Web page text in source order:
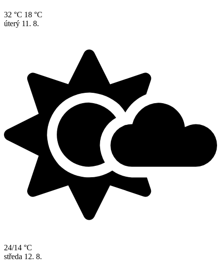
32 °C 18 °C
úterý 11. 8.
24/14 °C
středa 12. 8.